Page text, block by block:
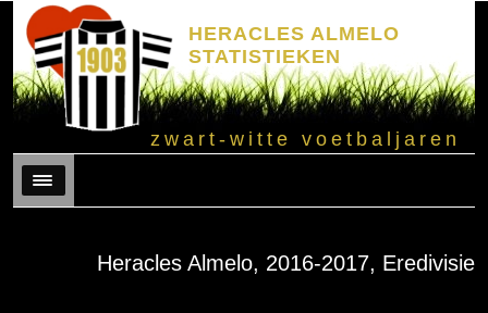
HERACLES ALMELO
STATISTIEKEN
zwart-witte voetbaljaren
Menu
Heracles Almelo, 2016-2017, Eredivisie